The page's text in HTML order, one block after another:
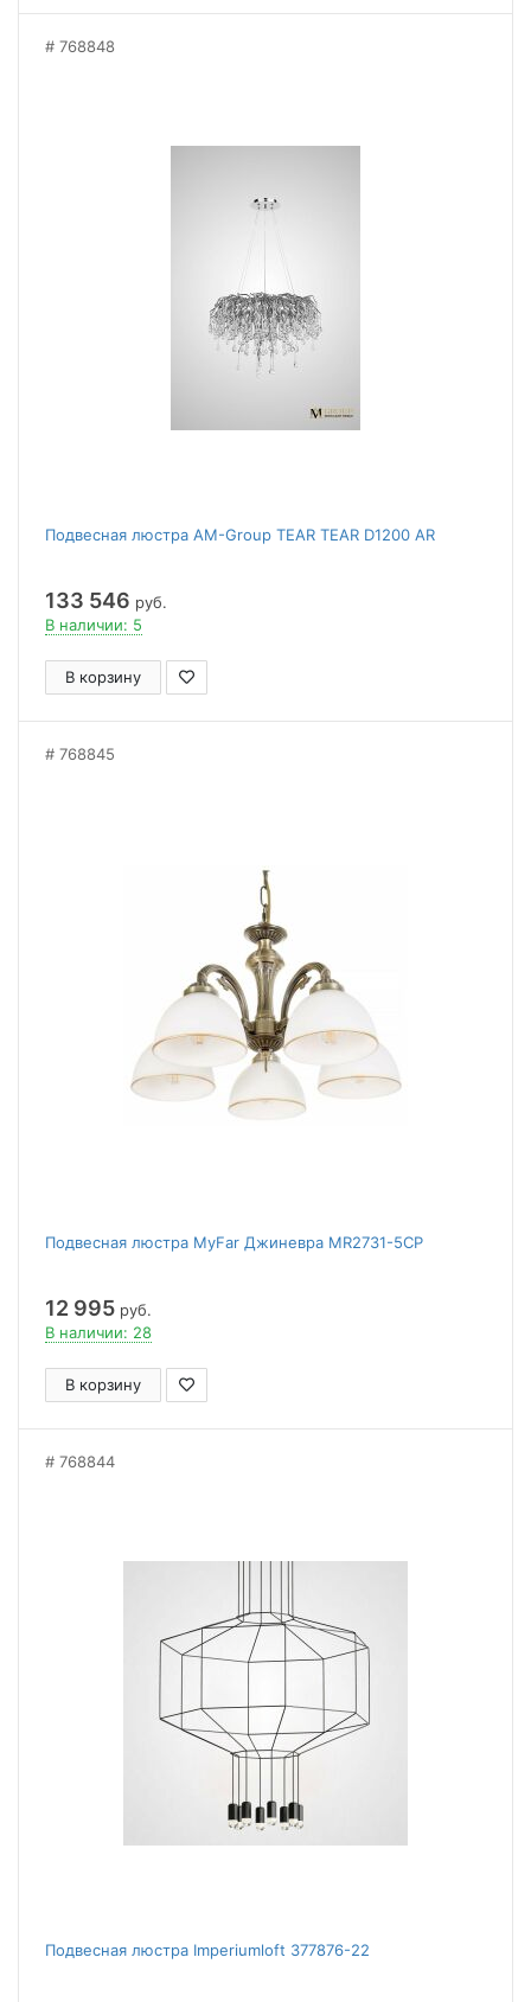
768848
Подвесная люстра AM-Group TEAR TEAR D1200 AR
133 546 руб.
В наличии: 5
В корзину
768845
Подвесная люстра MyFar Джиневра MR2731-5CP
12 995 руб.
В наличии: 28
В корзину
768844
Подвесная люстра Imperiumloft 377876-22